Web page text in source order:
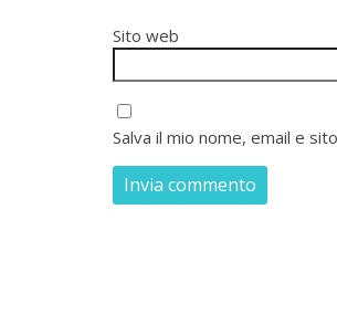
Sito web
Salva il mio nome, email e